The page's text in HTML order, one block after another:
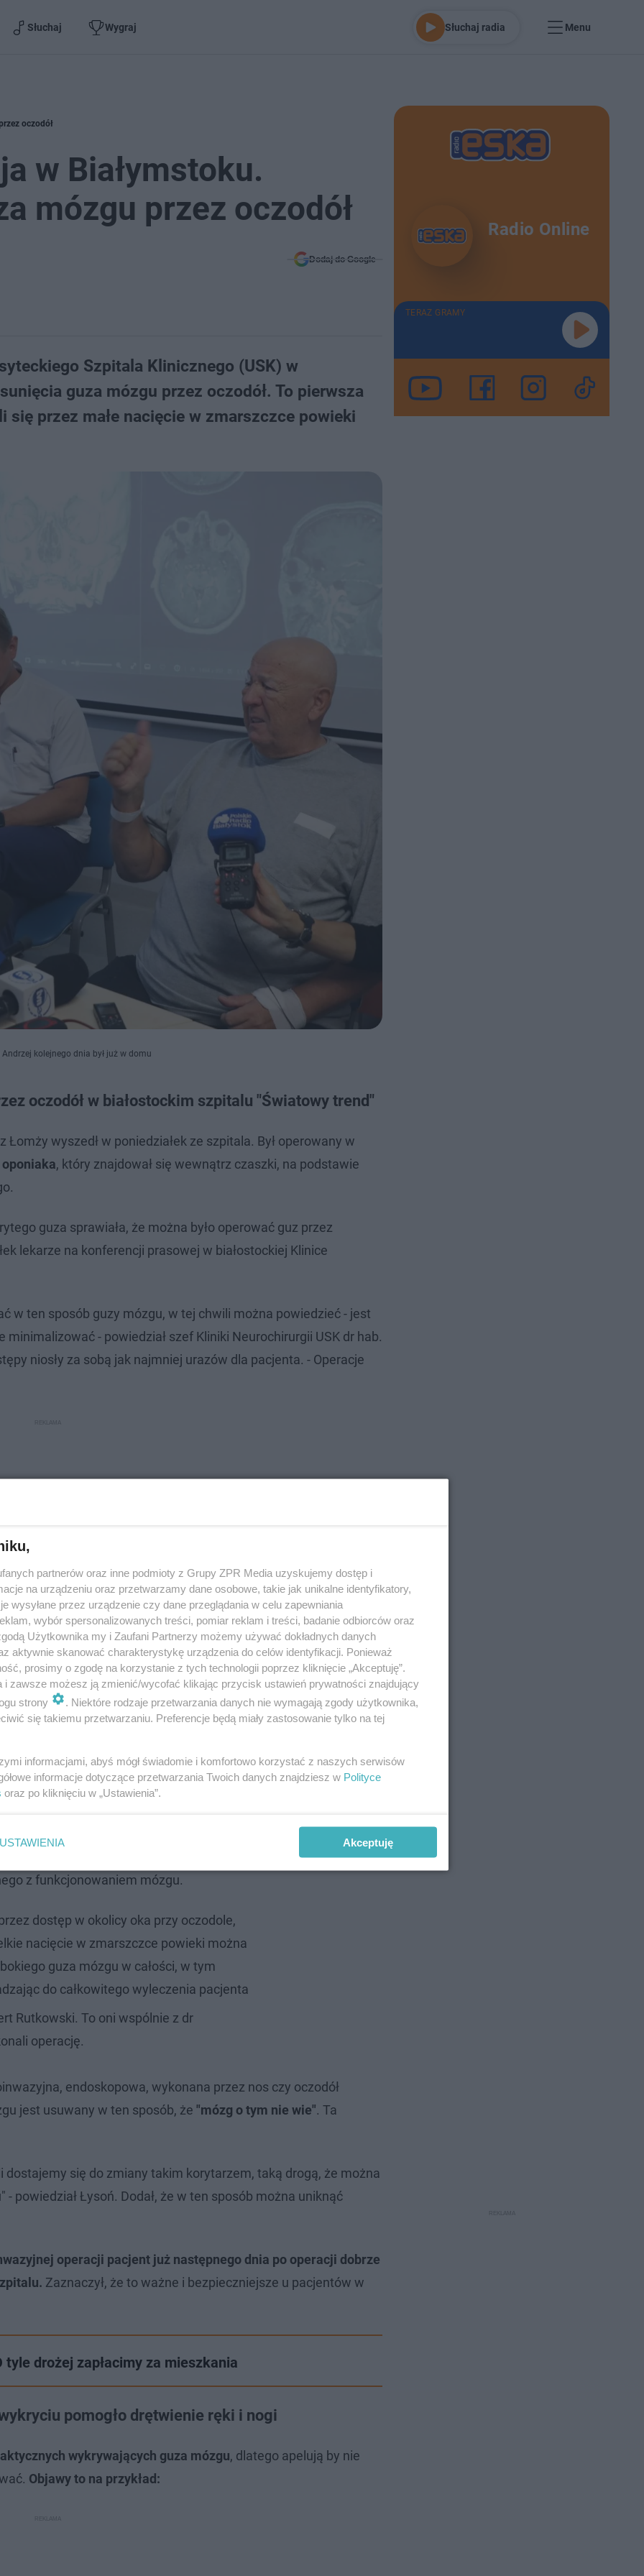
Słuchaj Wygraj Słuchaj radia Menu
oczodół
w Białymstoku.
mózgu przez oczodół
Dodaj do Google
Szpitala Klinicznego (USK) w
guza mózgu przez oczodół. To pierwsza
przez małe nacięcie w zmarszczce powieki
kolejnego dnia był już w domu
oczodół w białostockim szpitalu "Światowy trend"
Łomży wyszedł w poniedziałek ze szpitala. Był operowany w
, który znajdował się wewnątrz czaszki, na podstawie
guza sprawiała, że można było operować guz przez
lekarze na konferencji prasowej w białostockiej Klinice
w ten sposób guzy mózgu, w tej chwili można powiedzieć - jest
- powiedział szef Kliniki Neurochirurgii USK dr hab.
niosły za sobą jak najmniej urazów dla pacjenta. - Operacje
o odszkodowanie. Szpital nie po…
kolejnego tętniaka
kolejnego dnia w domu
że
kilku lat. Lekarz dodał, że tradycyjnie trzeba by było
się przed uchem i prowadzące nad czoło. Dodał, że dotarcie
z funkcjonowaniem mózgu.
dostęp w okolicy oka przy oczodole,
nacięcie w zmarszczce powieki można
guza mózgu w całości, w tym
do całkowitego wyleczenia pacjenta
Rutkowski. To oni wspólnie z dr
operację.
endoskopowa, wykonana przez nos czy oczodół
jest usuwany w ten sposób, że "mózg o tym nie wie". Ta
się do zmiany takim korytarzem, taką drogą, że można
powiedział Łysoń. Dodał, że w ten sposób można uniknąć
operacji pacjent już następnego dnia po operacji dobrze
Zaznaczył, że to ważne i bezpieczniejsze u pacjentów w
drożej zapłacimy za mieszkania
pomogło drętwienie ręki i nogi
wykrywających guza mózgu, dlatego apelują by nie
Objawy to na przykład:
Radio Online
TERAZ GRAMY
partnerów oraz inne podmioty z Grupy ZPR Media uzyskujemy dostęp i
na urządzeniu oraz przetwarzamy dane osobowe, takie jak unikalne identyfikatory,
wysyłane przez urządzenie czy dane przeglądania w celu zapewniania
wybór spersonalizowanych treści, pomiar reklam i treści, badanie odbiorców oraz
Użytkownika my i Zaufani Partnerzy możemy używać dokładnych danych
aktywnie skanować charakterystykę urządzenia do celów identyfikacji. Ponieważ
prosimy o zgodę na korzystanie z tych technologii poprzez kliknięcie „Akceptuję”.
i zawsze możesz ją zmienić/wycofać klikając przycisk ustawień prywatności znajdujący
strony
. Niektóre rodzaje przetwarzania danych nie wymagają zgody użytkownika,
się takiemu przetwarzaniu. Preferencje będą miały zastosowanie tylko na tej
informacjami, abyś mógł świadomie i komfortowo korzystać z naszych serwisów
informacje dotyczące przetwarzania Twoich danych znajdziesz w Polityce
oraz po kliknięciu w „Ustawienia”.
USTAWIENIA Akceptuję